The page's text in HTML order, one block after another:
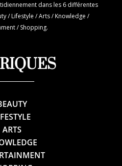
dans les 6 différentes
/ Lifestyle / Arts / Knowledge /
/ Shopping.
ARTS